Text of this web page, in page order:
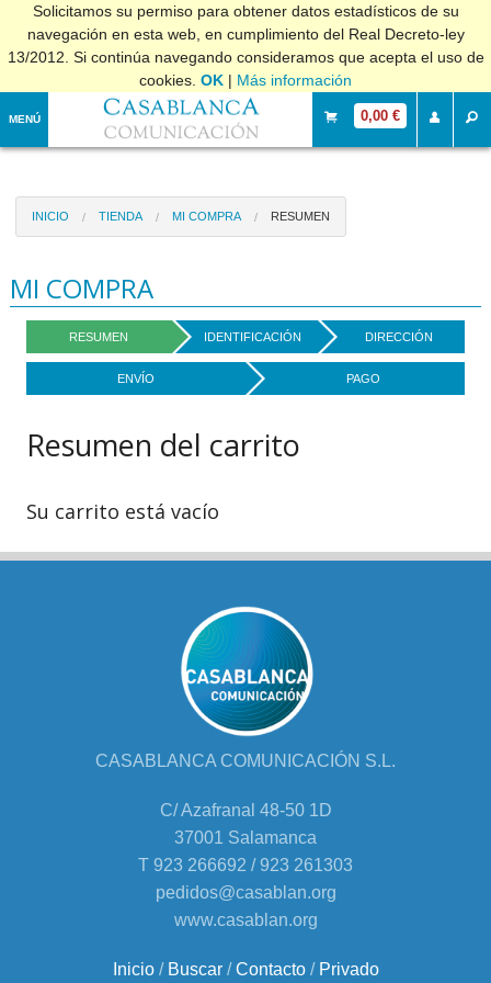
Solicitamos su permiso para obtener datos estadísticos de su
navegación en esta web, en cumplimiento del Real Decreto-ley
13/2012. Si continúa navegando consideramos que acepta el uso de
cookies. OK | Más información
MENÚ 0,00 €
INICIO TIENDA MI COMPRA RESUMEN
MI COMPRA
RESUMEN IDENTIFICACIÓN DIRECCIÓN
ENVÍO PAGO
Resumen del carrito
Su carrito está vacío
CASABLANCA COMUNICACIÓN S.L.
C/ Azafranal 48-50 1D
37001 Salamanca
T 923 266692 / 923 261303
pedidos@casablan.org
www.casablan.org
Inicio/ Buscar/Contacto/ Privado